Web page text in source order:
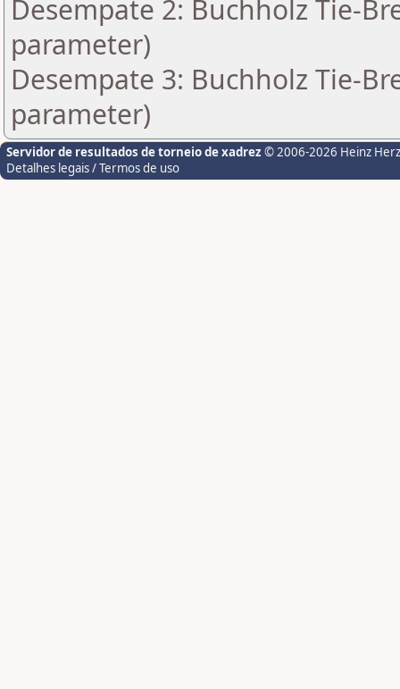
Desempate 2: Buchholz Tie-
parameter)
Desempate 3: Buchholz Tie-
parameter)
Servidor de resultados de torneio de xadrez © 2006-2026 Heinz
Detalhes legais / Termos de uso